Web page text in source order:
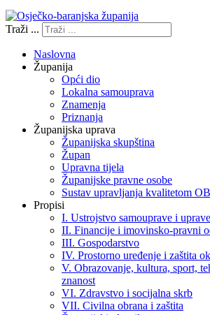
Traži ...
Naslovna
Županija
Opći dio
Lokalna samouprava
Znamenja
Priznanja
Županijska uprava
Županijska skupština
Župan
Upravna tijela
Županijske pravne osobe
Sustav upravljanja kvalitetom
Propisi
I. Ustrojstvo samouprave i uprave
II. Financije i imovinsko-pravni
III. Gospodarstvo
IV. Prostorno uređenje i zaštita
V. Obrazovanje, kultura, sport,
znanost
VI. Zdravstvo i socijalna skrb
VII. Civilna obrana i zaštita